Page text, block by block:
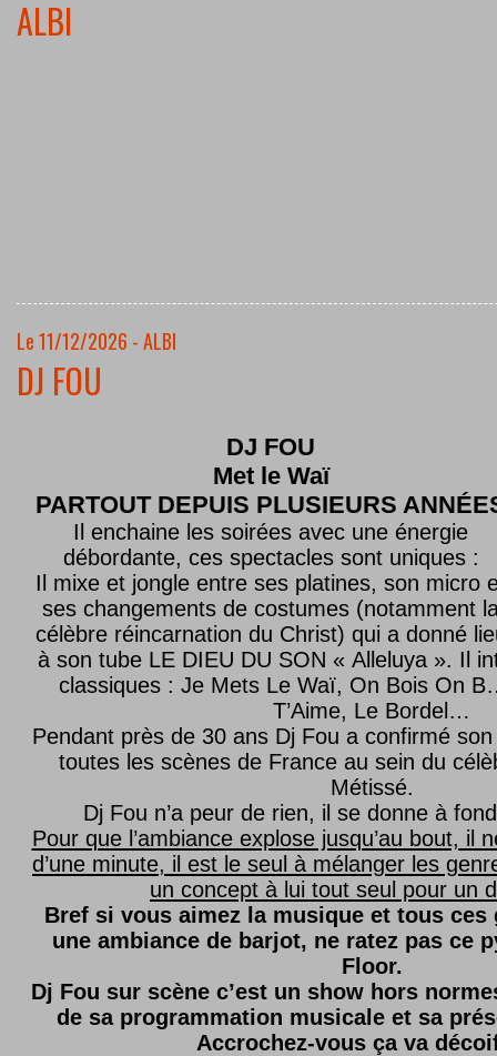
ALBI
Le 11/12/2026 - ALBI
DJ FOU
DJ FOU
Met le Waï
PARTOUT DEPUIS PLUSIEURS
Il enchaine les soirées avec une énergie
débordante, ces spectacles sont uniques :
Il mixe et jongle entre ses platines, son micro
ses changements de costumes (notamment
célèbre réincarnation du Christ) qui a donné
à son tube LE DIEU DU SON « Alleluya ». Il
classiques : Je Mets Le Waï, On Bois On
T’Aime, Le Bordel…
Pendant près de 30 ans Dj Fou a confirmé son
toutes les scènes de France au sein du
Métissé.
Dj Fou n’a peur de rien, il se donne à
Pour que l’ambiance explose jusqu’au bout, il
d’une minute, il est le seul à mélanger les
un concept à lui tout seul pour un
Bref si vous aimez la musique et tous ces
une ambiance de barjot, ne ratez pas ce
Floor.
Dj Fou sur scène c’est un show hors
de sa programmation musicale et sa
Accrochez-vous ça va